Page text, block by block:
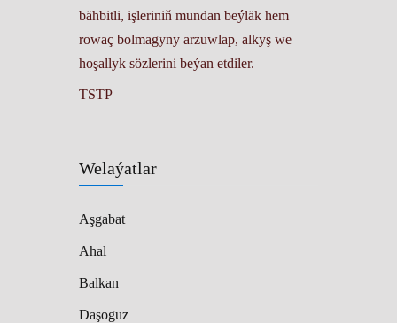
Welaýatlar
Aşgabat
Ahal
Balkan
Daşoguz
bähbitli, işleriniň mundan beýläk hem
rowaç bolmagyny arzuwlap, alkyş we
hoşallyk sözlerini beýan etdiler.
TSTP